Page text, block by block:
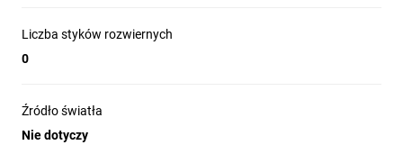
Liczba styków rozwiernych
0
Źródło światła
Nie dotyczy